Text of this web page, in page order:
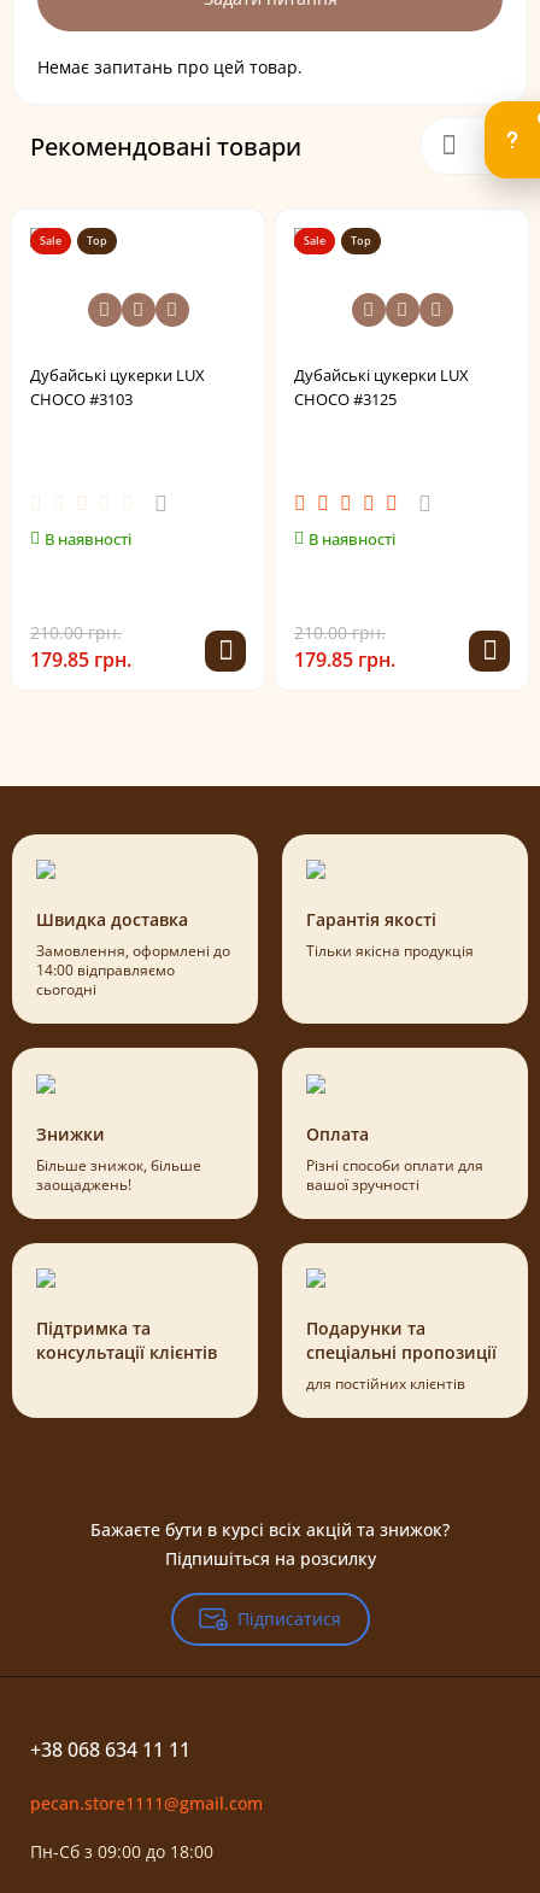
Немає запитань про цей товар.
Рекомендовані товари
Sale Top
Дубайські цукерки LUX
CHOCO #3103
В наявності
210.00 грн.
179.85 грн.
Sale Top
Дубайські цукерки LUX
CHOCO #3125
В наявності
210.00 грн.
179.85 грн.
Швидка доставка
Замовлення, оформлені до
14:00 відправляємо
сьогодні
Гарантія якості
Тільки якісна продукція
Знижки
Більше знижок, більше
заощаджень!
Оплата
Різні способи оплати для
вашої зручності
Підтримка та
консультації клієнтів
Подарунки та
спеціальні пропозиції
для постійних клієнтів
Бажаєте бути в курсі всіх акцій та знижок?
Підпишіться на розсилку
Підписатися
+38 068 634 11 11
pecan.store1111@gmail.com
Пн-Сб з 09:00 до 18:00